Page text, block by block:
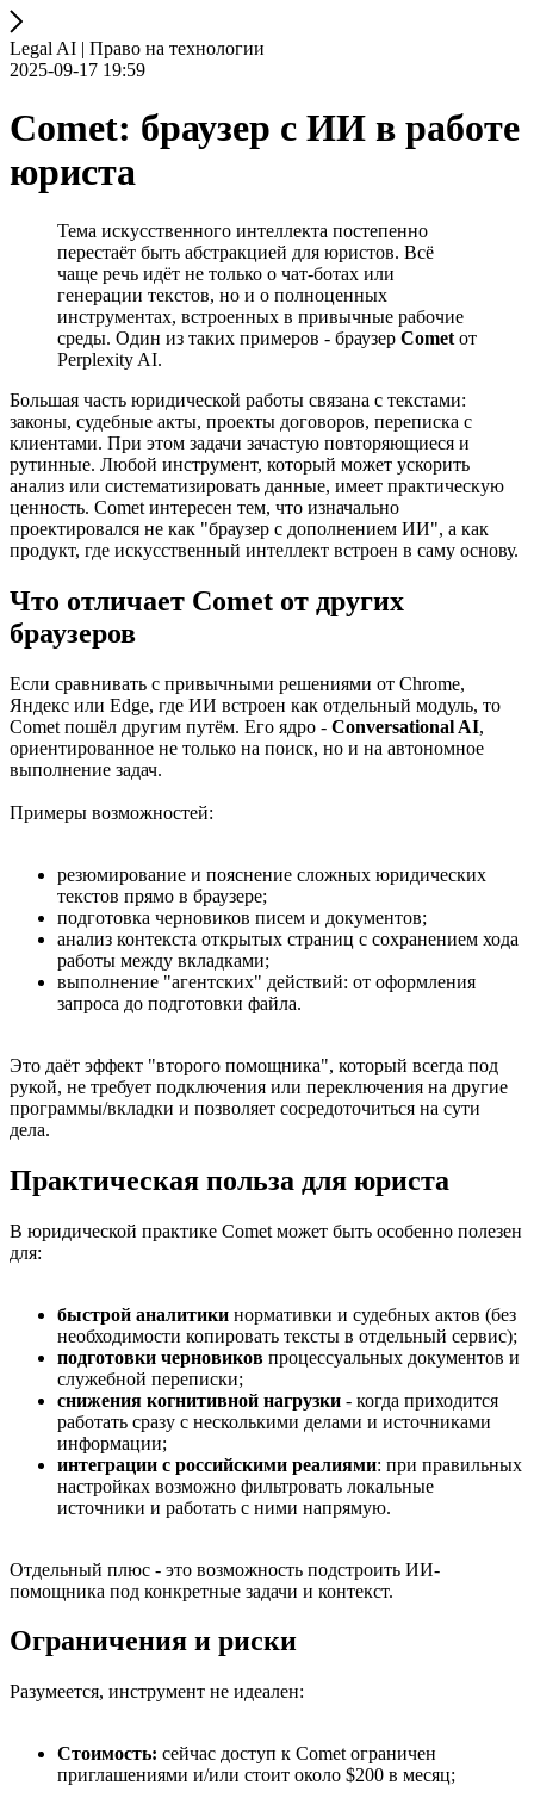
Legal AI | Право на технологии
2025-09-17 19:59
Comet: браузер с ИИ в работе
юриста
Тема искусственного интеллекта постепенно
перестаёт быть абстракцией для юристов. Всё
чаще речь идёт не только о чат-ботах или
генерации текстов, но и о полноценных
инструментах, встроенных в привычные рабочие
среды. Один из таких примеров - браузер Comet от
Perplexity AI.
Большая часть юридической работы связана с текстами:
законы, судебные акты, проекты договоров, переписка с
клиентами. При этом задачи зачастую повторяющиеся и
рутинные. Любой инструмент, который может ускорить
анализ или систематизировать данные, имеет практическую
ценность. Comet интересен тем, что изначально
проектировался не как "браузер с дополнением ИИ", а как
продукт, где искусственный интеллект встроен в саму основу.
Что отличает Comet от других
браузеров
Если сравнивать с привычными решениями от Chrome,
Яндекс или Edge, где ИИ встроен как отдельный модуль, то
Comet пошёл другим путём. Его ядро - Conversational AI,
ориентированное не только на поиск, но и на автономное
выполнение задач.
Примеры возможностей:
резюмирование и пояснение сложных юридических
текстов прямо в браузере;
подготовка черновиков писем и документов;
анализ контекста открытых страниц с сохранением хода
работы между вкладками;
выполнение "агентских" действий: от оформления
запроса до подготовки файла.
Это даёт эффект "второго помощника", который всегда под
рукой, не требует подключения или переключения на другие
программы/вкладки и позволяет сосредоточиться на сути
дела.
Практическая польза для юриста
В юридической практике Comet может быть особенно полезен
для:
быстрой аналитики нормативки и судебных актов (без
необходимости копировать тексты в отдельный сервис);
подготовки черновиков процессуальных документов и
служебной переписки;
снижения когнитивной нагрузки - когда приходится
работать сразу с несколькими делами и источниками
информации;
интеграции с российскими реалиями: при правильных
настройках возможно фильтровать локальные
источники и работать с ними напрямую.
Отдельный плюс - это возможность подстроить ИИ-
помощника под конкретные задачи и контекст.
Ограничения и риски
Разумеется, инструмент не идеален:
Стоимость: сейчас доступ к Comet ограничен
приглашениями и/или стоит около $200 в месяц;